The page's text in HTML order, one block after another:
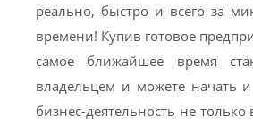
реально, быстро и всего за
времени! Купив готовое
самое ближайшее время
владельцем и можете начать
бизнес-деятельность не только